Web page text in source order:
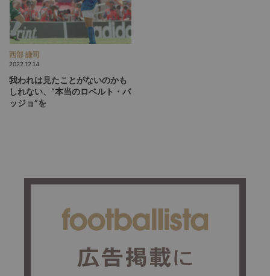
西部 謙司
2022.12.14
我われは見たことがないのかも
しれない、“本当のロベルト・バ
ッジョ”を